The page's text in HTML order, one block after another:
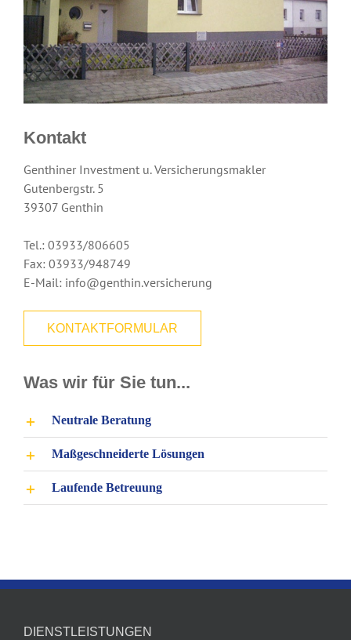
Kontakt
Genthiner Investment u. Versicherungsmakler
Gutenbergstr. 5
39307 Genthin
Tel.: 03933/806605
Fax: 03933/948749
E-Mail: info@genthin.versicherung
KONTAKTFORMULAR
Was wir für Sie tun...
Neutrale Beratung
Maßgeschneiderte Lösungen
Laufende Betreuung
DIENSTLEISTUNGEN